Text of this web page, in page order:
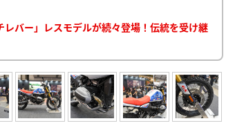
バー」レスモデルが続々登場！伝統を受け継